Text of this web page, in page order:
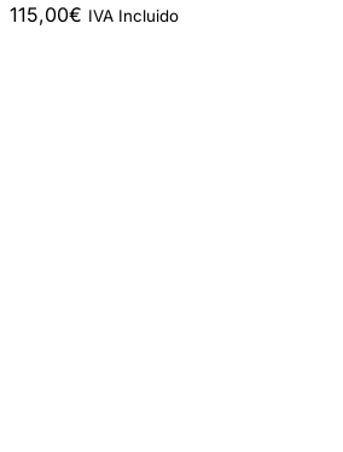
115,00€ IVA Incluido